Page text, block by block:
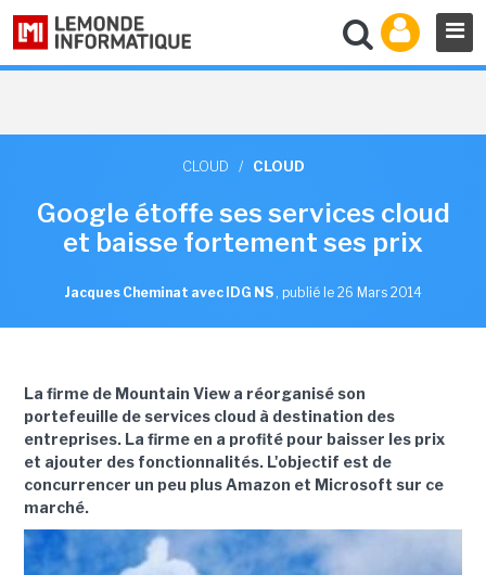
CLOUD / CLOUD
Google étoffe ses services cloud
et baisse fortement ses prix
Jacques Cheminat avec IDG NS , publié le 26 Mars 2014
La firme de Mountain View a réorganisé son
portefeuille de services cloud à destination des
entreprises. La firme en a profité pour baisser les prix
et ajouter des fonctionnalités. L'objectif est de
concurrencer un peu plus Amazon et Microsoft sur ce
marché.